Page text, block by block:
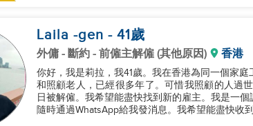
Laila -gen - 41歲
外傭 - 斷約 - 前僱主解僱 (其他原因) 香港
你好，我是莉拉，我41歲。我在香港為同一個家
和照顧老人，已經很多年了。可惜我照顧的人過
日被解僱。我希望能盡快找到新的雇主。我是一
隨時通過WhatsApp給我發消息。我希望能盡快收